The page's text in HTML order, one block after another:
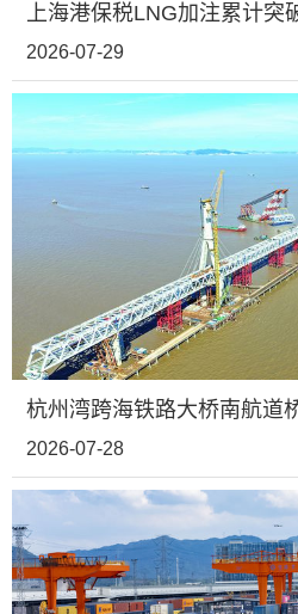
上海港保税LNG加注累计突
2026-07-29
杭州湾跨海铁路大桥南航道
2026-07-28